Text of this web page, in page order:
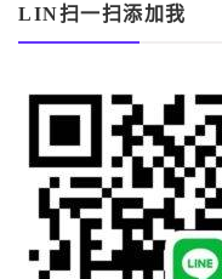
LIN扫一扫添加我